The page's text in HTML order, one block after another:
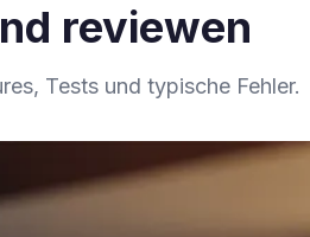
reviewen
Tests und typische Fehler.